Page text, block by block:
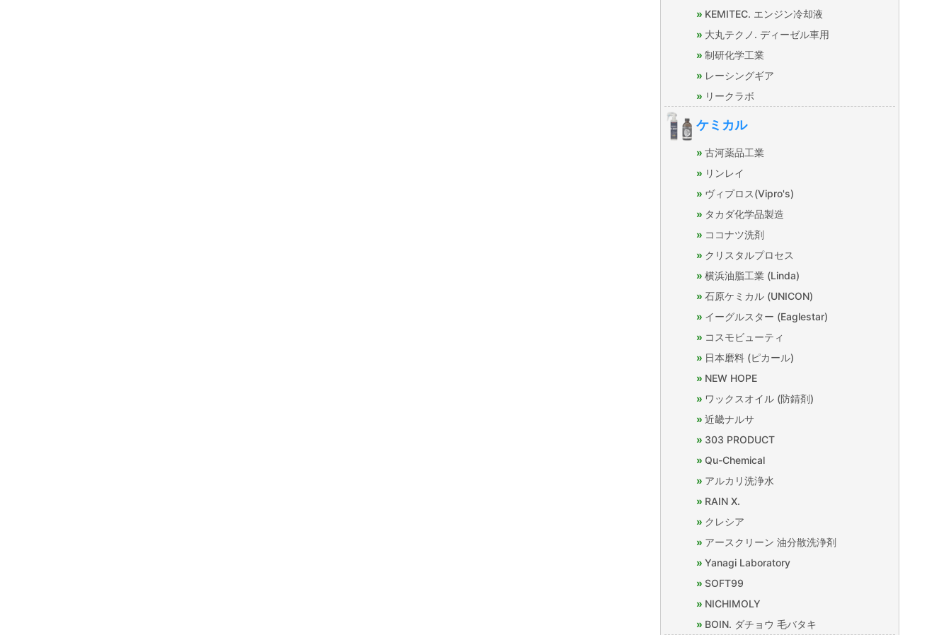
KEMITEC. エンジン冷却液
大丸テクノ. ディーゼル車用
制研化学工業
レーシングギア
リークラボ
ケミカル
古河薬品工業
リンレイ
ヴィプロス(Vipro's)
タカダ化学品製造
ココナツ洗剤
クリスタルプロセス
横浜油脂工業 (Linda)
石原ケミカル (UNICON)
イーグルスター (Eaglestar)
コスモビューティ
日本磨料 (ピカール)
NEW HOPE
ワックスオイル (防錆剤)
近畿ナルサ
303 PRODUCT
Qu-Chemical
アルカリ洗浄水
RAIN X.
クレシア
アースクリーン 油分散洗浄剤
Yanagi Laboratory
SOFT99
NICHIMOLY
BOIN. ダチョウ 毛バタキ